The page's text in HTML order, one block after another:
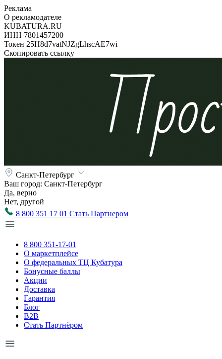
Реклама
О рекламодателе
KUBATURA.RU
ИНН 7801457200
Токен 25H8d7vatNJZgLhscAE7wi
Скопировать ссылку
Санкт-Петербург
Ваш город: Санкт-Петербург
Да, верно
Нет, другой
8 800 351 17 01 Стать Партнером
8 800 351-17-01
О маркетплейсе
О федеральных ТЦ Кубатура
Бонусные баллы
Акции
Доставка
Гарантия
Блог
B2B
Стать Партнёром